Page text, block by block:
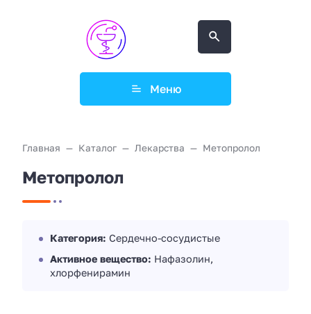
Меню
Главная Каталог Лекарства Метопролол
Метопролол
Категория: Сердечно-сосудистые
Активное вещество: Нафазолин,
хлорфенирамин